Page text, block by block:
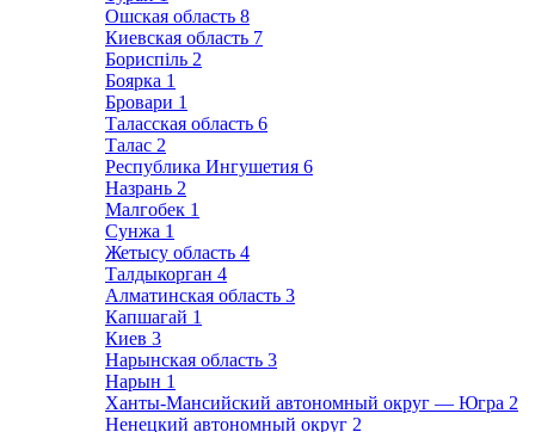
Ошская область 8
Киевская область 7
Бориспіль 2
Боярка 1
Бровари 1
Таласская область 6
Талас 2
Республика Ингушетия 6
Назрань 2
Малгобек 1
Сунжа 1
Жетысу область 4
Талдыкорган 4
Алматинская область 3
Капшагай 1
Киев 3
Нарынская область 3
Нарын 1
Ханты-Мансийский автономный округ — Югра 2
Ненецкий автономный округ 2